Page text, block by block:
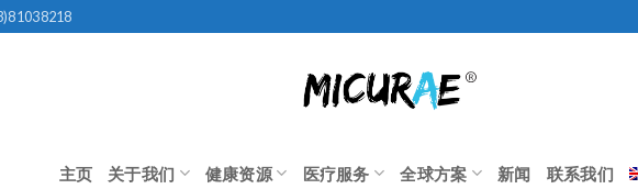
主页 关于我们 健康资源 医疗服务 全球方案 新闻 联系我们